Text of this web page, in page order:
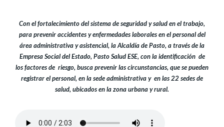
Con el fortalecimiento del sistema de seguridad y salud en el trabajo,
para prevenir accidentes y enfermedades laborales en el personal del
área administrativa y asistencial, la Alcaldía de Pasto, a través de la
Empresa Social del Estado, Pasto Salud ESE, con la identificación de
los factores de riesgo, busca prevenir las circunstancias, que se pueden
registrar el personal, en la sede administrativa y en las 22 sedes de
salud, ubicados en la zona urbana y rural.